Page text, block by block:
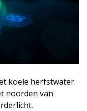
koele herfstwater
noorden van